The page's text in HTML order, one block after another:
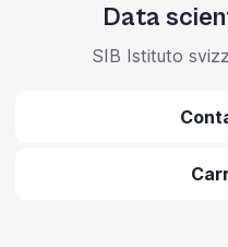
Data
SIB Istituto